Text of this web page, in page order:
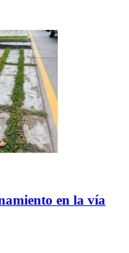
en la vía